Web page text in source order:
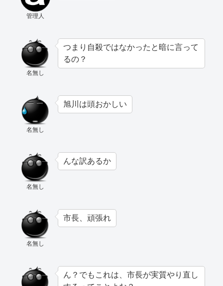
管理人
名無し
つまり自殺ではなかったと暗に言って
るの？
名無し
旭川は頭おかしい
名無し
んな訳あるか
名無し
市長、頑張れ
ん？でもこれは、市長が実質やり直し